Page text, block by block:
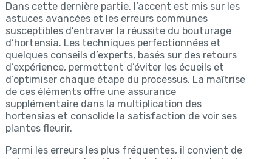
Dans cette dernière partie, l’accent est mis sur les
astuces avancées et les erreurs communes
susceptibles d’entraver la réussite du bouturage
d’hortensia. Les techniques perfectionnées et
quelques conseils d’experts, basés sur des retours
d’expérience, permettent d’éviter les écueils et
d’optimiser chaque étape du processus. La maîtrise
de ces éléments offre une assurance
supplémentaire dans la multiplication des
hortensias et consolide la satisfaction de voir ses
plantes fleurir.
Parmi les erreurs les plus fréquentes, il convient de